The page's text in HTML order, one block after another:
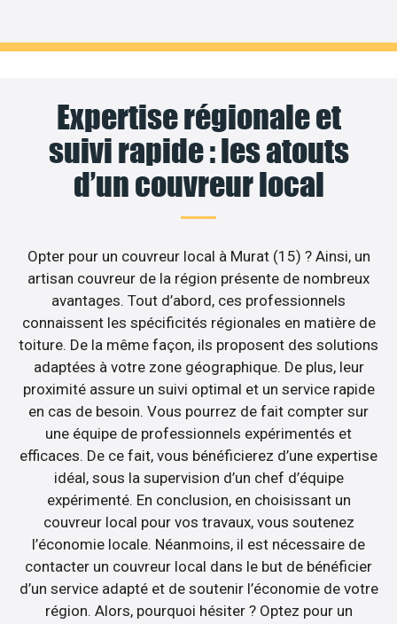
Expertise régionale et
suivi rapide : les atouts
d’un couvreur local
Opter pour un couvreur local à Murat (15) ? Ainsi, un
artisan couvreur de la région présente de nombreux
avantages. Tout d’abord, ces professionnels
connaissent les spécificités régionales en matière de
toiture. De la même façon, ils proposent des solutions
adaptées à votre zone géographique. De plus, leur
proximité assure un suivi optimal et un service rapide
en cas de besoin. Vous pourrez de fait compter sur
une équipe de professionnels expérimentés et
efficaces. De ce fait, vous bénéficierez d’une expertise
idéal, sous la supervision d’un chef d’équipe
expérimenté. En conclusion, en choisissant un
couvreur local pour vos travaux, vous soutenez
l’économie locale. Néanmoins, il est nécessaire de
contacter un couvreur local dans le but de bénéficier
d’un service adapté et de soutenir l’économie de votre
région. Alors, pourquoi hésiter ? Optez pour un